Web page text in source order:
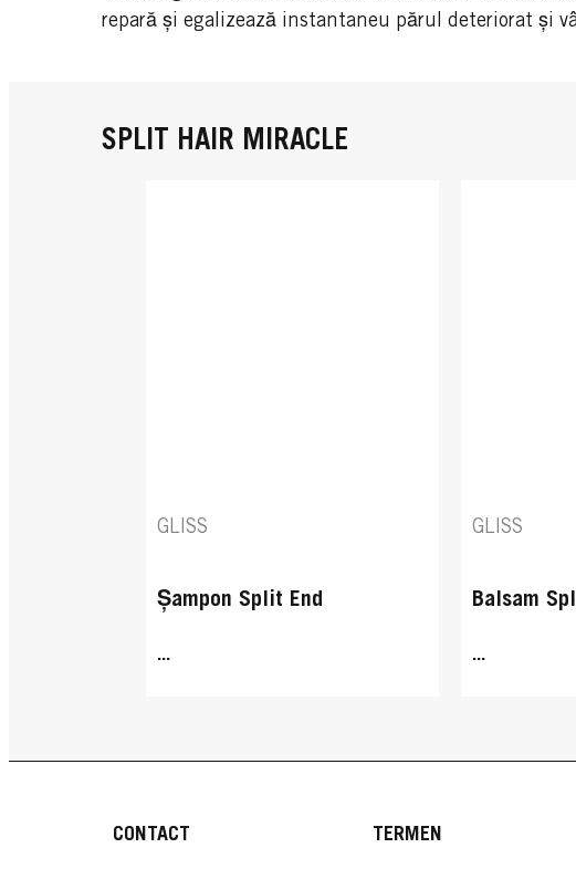
repară și egalizează instantaneu părul deteriorat și
SPLIT HAIR MIRACLE
GLISS
Șampon Split End
...
GLISS
Balsam
...
CONTACT TERMEN